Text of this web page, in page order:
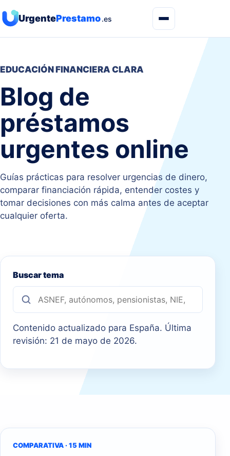
UrgentePrestamo.es
EDUCACIÓN FINANCIERA CLARA
Blog de
préstamos
urgentes online
Guías prácticas para resolver urgencias de dinero,
comparar financiación rápida, entender costes y
tomar decisiones con más calma antes de aceptar
cualquier oferta.
Buscar tema
Contenido actualizado para España. Última
revisión: 21 de mayo de 2026.
COMPARATIVA · 15 MIN